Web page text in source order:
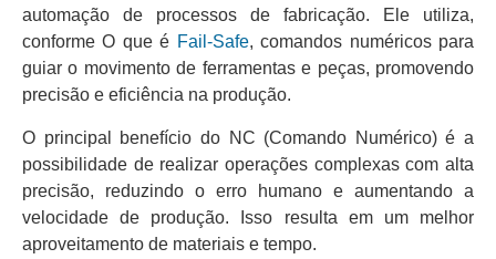
automação de processos de fabricação. Ele utiliza,
conforme O que é Fail-Safe, comandos numéricos para
guiar o movimento de ferramentas e peças, promovendo
precisão e eficiência na produção.
O principal benefício do NC (Comando Numérico) é a
possibilidade de realizar operações complexas com alta
precisão, reduzindo o erro humano e aumentando a
velocidade de produção. Isso resulta em um melhor
aproveitamento de materiais e tempo.